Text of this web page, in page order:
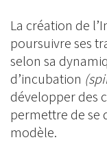
La création de
poursuivre ses
selon sa
d’incubation
développer des
permettre de se
modèle.